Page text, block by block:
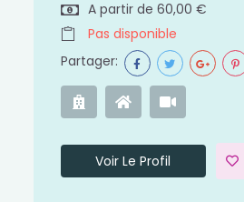
A partir de 60,00 €
Pas disponible
Partager:
Voir Le Profil